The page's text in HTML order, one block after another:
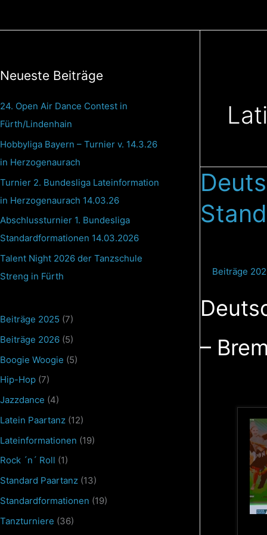
Neueste Beiträge
24. Open Air Dance Contest in
Fürth/Lindenhain
Hobbyliga Bayern – Turnier v. 14.3.26
in Herzogenaurach
Turnier 2. Bundesliga Lateinformation
in Herzogenaurach 14.03.26
Abschlussturnier 1. Bundesliga
Standardformationen 14.03.2026
Talent Night 2026 der Tanzschule
Streng in Fürth
Beiträge 2025 (7)
Beiträge 2026 (5)
Boogie Woogie (5)
Hip-Hop (7)
Jazzdance (4)
Latein Paartanz (12)
Lateinformationen (19)
Rock ´n´ Roll (1)
Standard Paartanz (13)
Standardformationen (19)
Tanzturniere (36)
Beiträge
–
Deutsche
Meisterschaft
der
Formationen